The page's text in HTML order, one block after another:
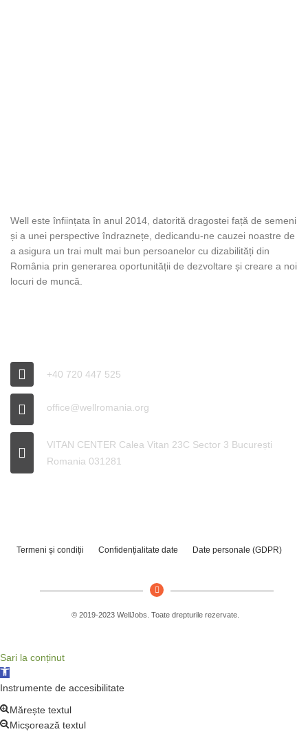
Well este înființata în anul 2014, datorită dragostei față de semeni
și a unei perspective îndraznețe, dedicandu-ne cauzei noastre de
a asigura un trai mult mai bun persoanelor cu dizabilități din
România prin generarea oportunității de dezvoltare și creare a noi
locuri de muncă.
+40 720 447 525
office@wellromania.org
VITAN CENTER Calea Vitan 23C Sector 3 București
Romania 031281
Termeni și condiții Confidențialitate date Date personale (GDPR)
© 2019-2023 WellJobs. Toate drepturile rezervate.
Sari la conținut
Deschide bara de unelte
Instrumente de accesibilitate
Mărește textul
Micșorează textul